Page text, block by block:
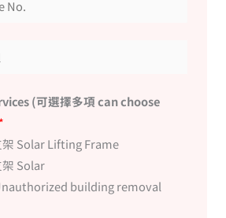
(可選擇多項 can choose
*
Solar Lifting Frame
Solar
building removal